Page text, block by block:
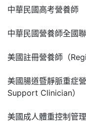
中華民國高考營養師
中華民國營養師全國
美國註冊營養師（
美國腸道暨靜脈重症
Support Clinician）
美國成人體重控制管